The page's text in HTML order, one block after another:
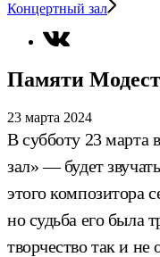
Концертный зал
Памяти
23 марта 2024
В субботу 23 марта
зал» — будет
этого композитора
но судьба его была
творчество так и